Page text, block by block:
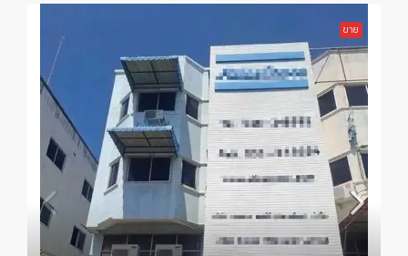
ขาย